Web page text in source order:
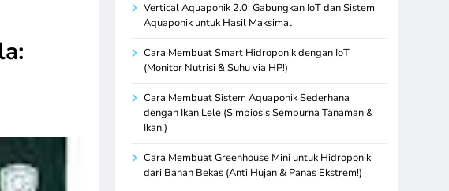
Vertical Aquaponik 2.0: Gabungkan IoT dan Sistem
Aquaponik untuk Hasil Maksimal
Cara Membuat Smart Hidroponik dengan IoT
(Monitor Nutrisi & Suhu via HP!)
Cara Membuat Sistem Aquaponik Sederhana
dengan Ikan Lele (Simbiosis Sempurna Tanaman &
Ikan!)
Cara Membuat Greenhouse Mini untuk Hidroponik
dari Bahan Bekas (Anti Hujan & Panas Ekstrem!)